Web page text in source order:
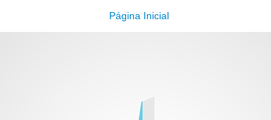
Página Inicial